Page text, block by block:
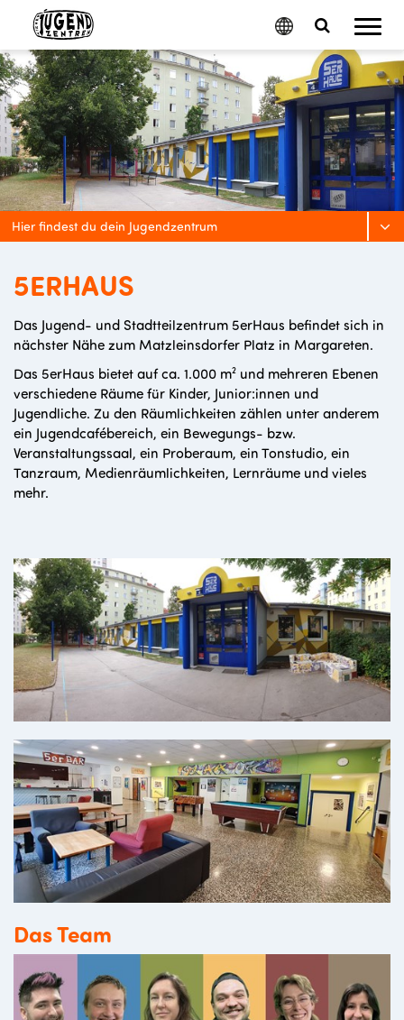
Menu
Toggle
Search
Google
Translate
Hier findest du dein Jugendzentrum
5ERHAUS
Das Jugend- und Stadtteilzentrum 5erHaus befindet sich in
nächster Nähe zum Matzleinsdorfer Platz in Margareten.
Das 5erHaus bietet auf ca. 1.000 m² und mehreren Ebenen
verschiedene Räume für Kinder, Junior:innen und
Jugendliche. Zu den Räumlichkeiten zählen unter anderem
ein Jugendcafébereich, ein Bewegungs- bzw.
Veranstaltungssaal, ein Proberaum, ein Tonstudio, ein
Tanzraum, Medienräumlichkeiten, Lernräume und vieles
mehr.
Das Team